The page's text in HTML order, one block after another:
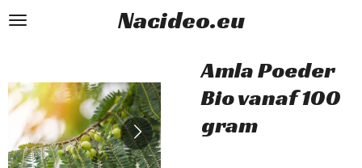
Ga
hoofdinhoud
Nacideo.eu
Amla Poeder
Bio vanaf 100
gram